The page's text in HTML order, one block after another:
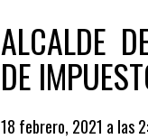
ALCALDE
DE
18 febrero, 2021 a las